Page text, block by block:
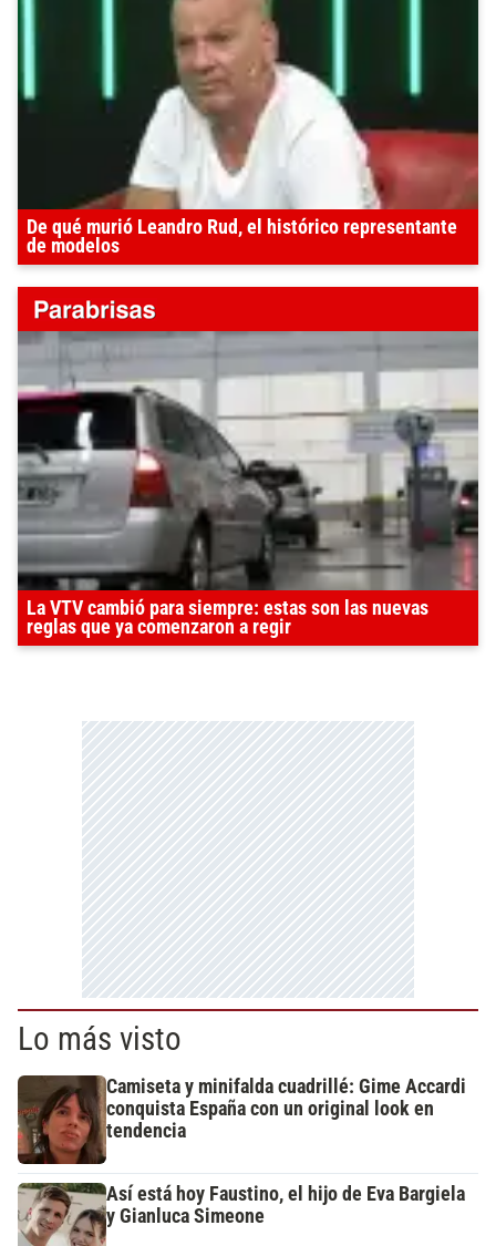
De qué murió Leandro Rud, el histórico representante
de modelos
La VTV cambió para siempre: estas son las nuevas
reglas que ya comenzaron a regir
Lo más visto
Camiseta y minifalda cuadrillé: Gime Accardi
conquista España con un original look en
tendencia
Así está hoy Faustino, el hijo de Eva Bargiela
y Gianluca Simeone